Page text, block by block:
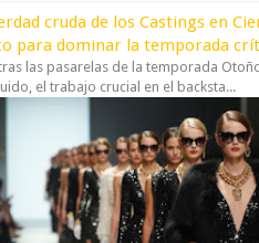
cruda de los Castings en
para dominar la temporada
las pasarelas de la temporada
el trabajo crucial en el backsta...